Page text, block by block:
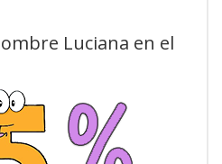
Luciana en el